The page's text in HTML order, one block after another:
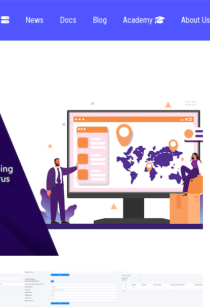
News Docs Blog Academy About Us